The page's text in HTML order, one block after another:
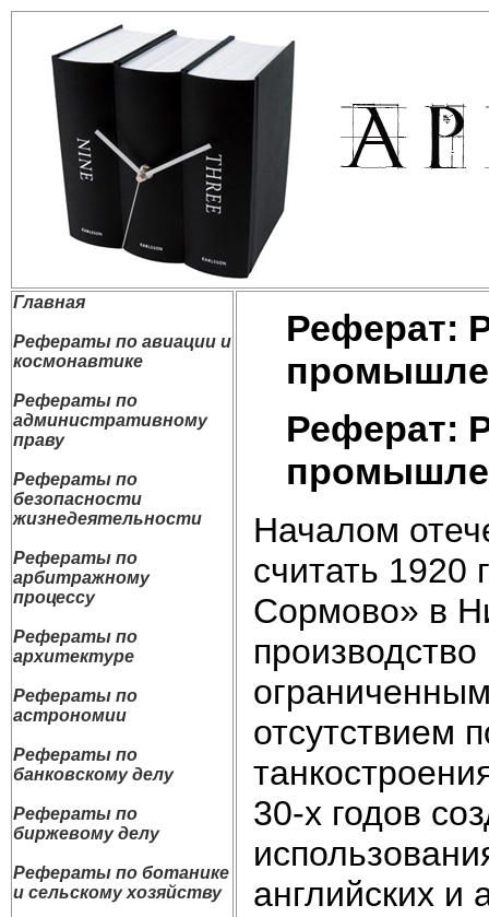
Главная
Рефераты по авиации и
космонавтике
Рефераты по
административному
праву
Рефераты по
безопасности
жизнедеятельности
Рефераты по
арбитражному
процессу
Рефераты по
архитектуре
Рефераты по
астрономии
Рефераты по
банковскому делу
Рефераты по
биржевому делу
Рефераты по ботанике
и сельскому хозяйству
Реферат:
Реферат:
Началом
считать 1920
Сормово» в
отсутствием
30-х годов
английских и